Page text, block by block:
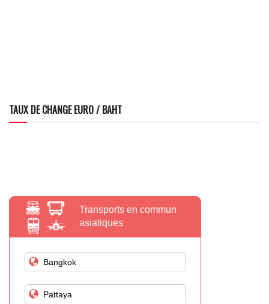
TAUX DE CHANGE EURO / BAHT
Transports en commun
asiatiques